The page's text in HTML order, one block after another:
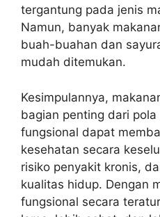
tergantung pada jenis
Namun, banyak
buah-buahan dan
mudah ditemukan.
Kesimpulannya,
bagian penting dari
fungsional dapat
kesehatan secara
risiko penyakit kronis,
kualitas hidup. Dengan
fungsional secara